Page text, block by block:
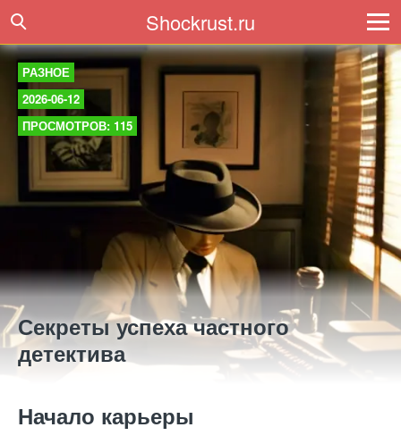
Shockrust.ru
РАЗНОЕ
2026-06-12
ПРОСМОТРОВ: 115
Секреты успеха частного
детектива
Начало карьеры